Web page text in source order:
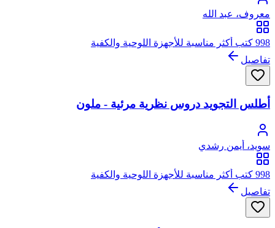
معروف، عبد الله
998 كتب أكثر مناسبة للأجهزة اللوحية والكفية
تفاصيل
أطلس التجويد دروس نظرية مرئية - ملون
سويد، أيمن رشدي
998 كتب أكثر مناسبة للأجهزة اللوحية والكفية
تفاصيل